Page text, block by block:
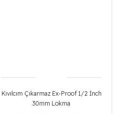
Kıvılcım Çıkarmaz Ex-Proof 1/2 İnch
30mm Lokma